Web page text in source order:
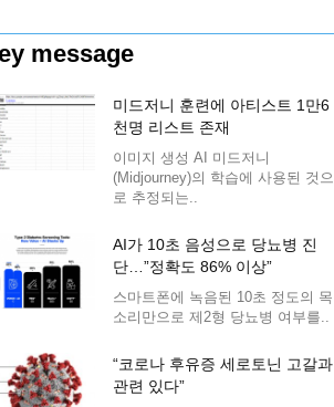
message
미드저니 훈련에 아티스트 1만6
천명 리스트 존재
이미지 생성 AI 미드저니
(Midjourney)의 학습에 사용된 것으
로 추정되는..
AI가 10초 음성으로 당뇨병 진
단…”정확도 86% 이상”
스마트폰에 녹음된 10초 정도의 목
소리만으로 제2형 당뇨병 여부를..
“코로나 후유증 세로토닌 고갈과
관련 있다”